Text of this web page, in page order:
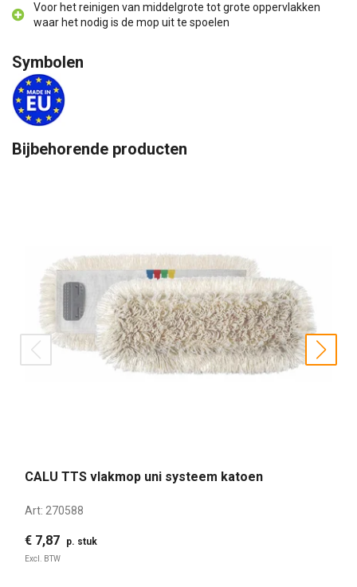
Voor het reinigen van middelgrote tot grote oppervlakken
waar het nodig is de mop uit te spoelen
Symbolen
Bijbehorende producten
CALU TTS vlakmop uni systeem katoen
Art: 270588
€ 7,87 p. stuk
Excl. BTW
prev next